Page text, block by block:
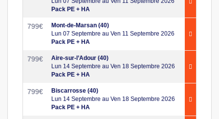
Pack PE + HA
799€
Mont-de-Marsan (40)
Lun 07 Septembre au Ven 11 Septembre 2026
Pack PE + HA
799€
Aire-sur-l’Adour (40)
Lun 14 Septembre au Ven 18 Septembre 2026
Pack PE + HA
799€
Biscarrosse (40)
Lun 14 Septembre au Ven 18 Septembre 2026
Pack PE + HA